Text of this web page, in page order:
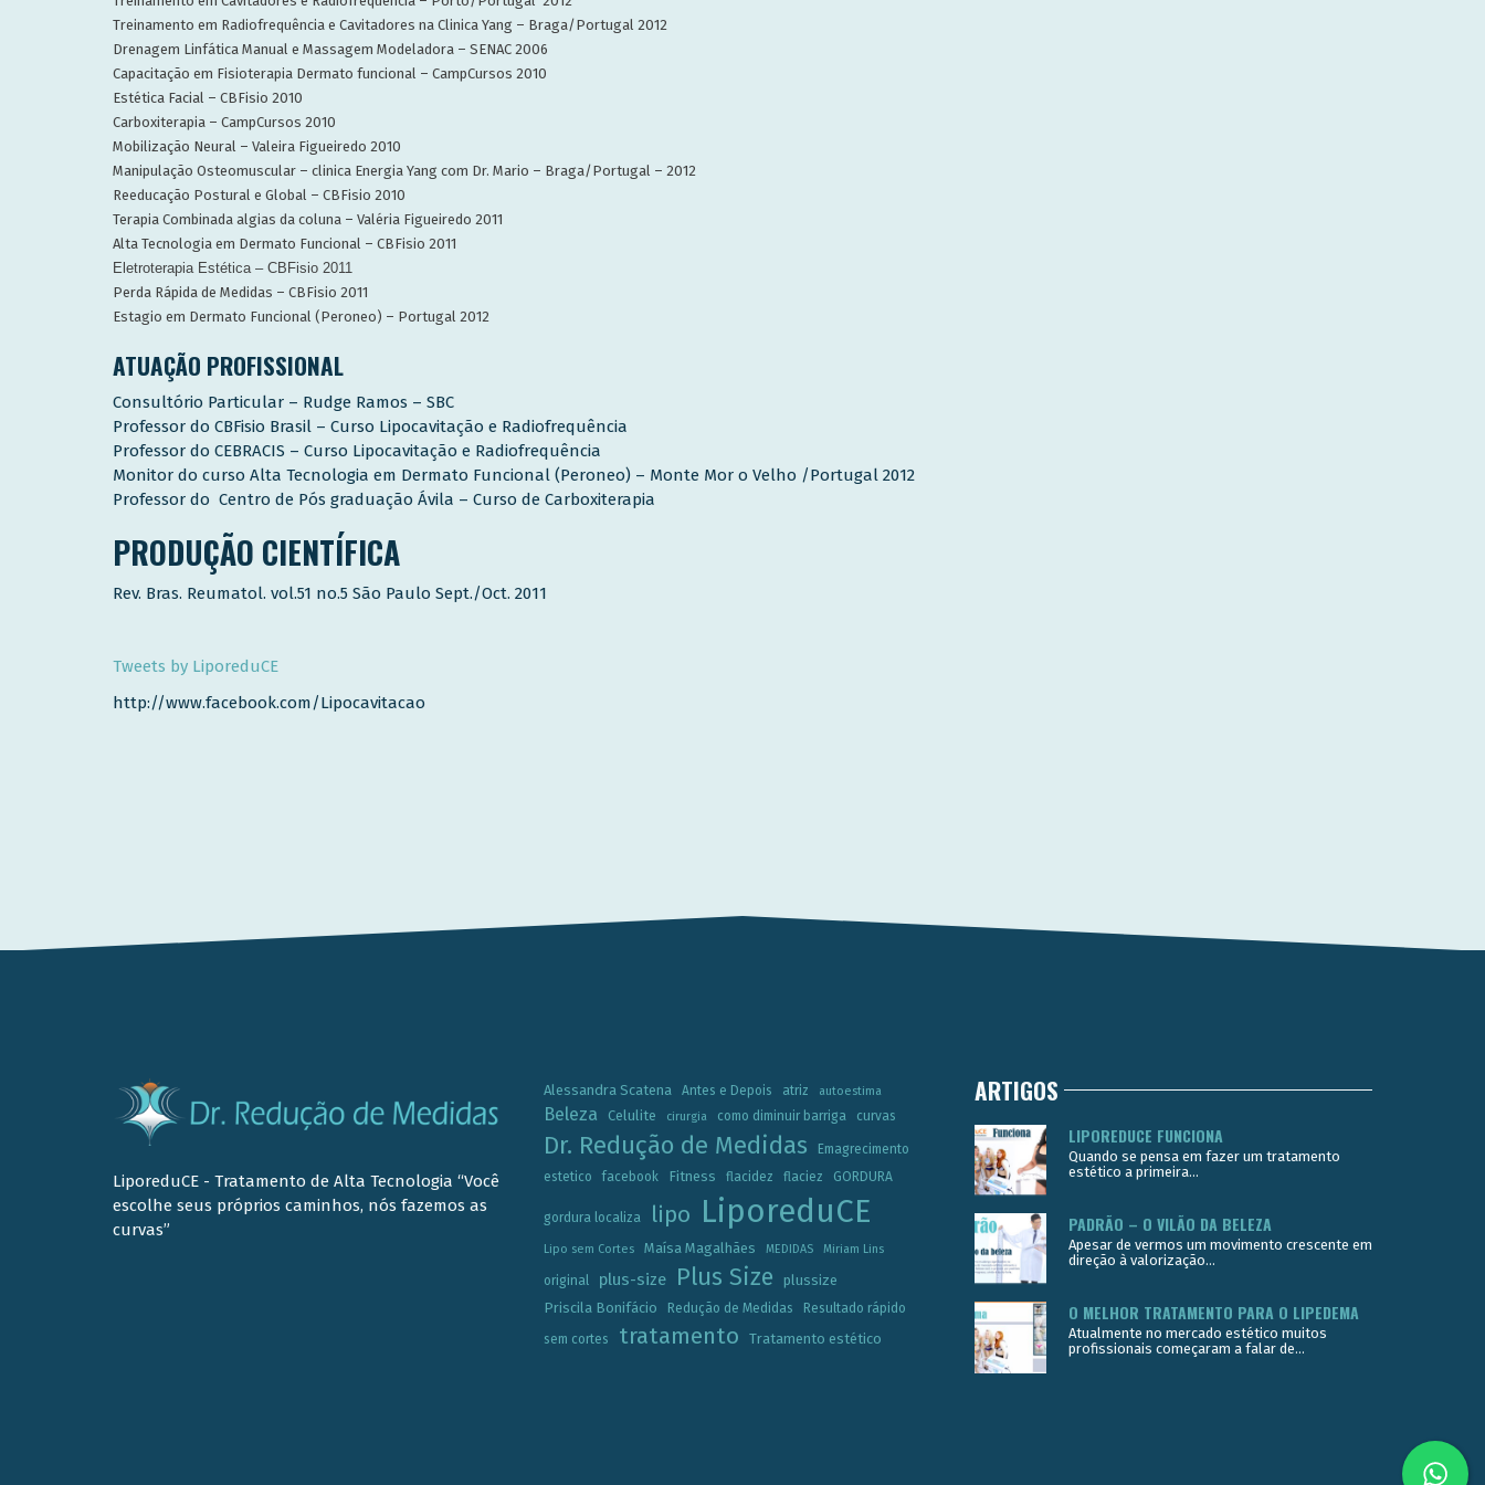
Treinamento em Radiofrequência e Cavitadores na Clinica Yang – Braga/Portugal 2012
Drenagem Linfática Manual e Massagem Modeladora – SENAC 2006
Capacitação em Fisioterapia Dermato funcional – CampCursos 2010
Estética Facial – CBFisio 2010
Carboxiterapia – CampCursos 2010
Mobilização Neural – Valeira Figueiredo 2010
Manipulação Osteomuscular – clinica Energia Yang com Dr. Mario – Braga/Portugal – 2012
Reeducação Postural e Global – CBFisio 2010
Terapia Combinada algias da coluna – Valéria Figueiredo 2011
Alta Tecnologia em Dermato Funcional – CBFisio 2011
Eletroterapia Estética – CBFisio 2011
Perda Rápida de Medidas – CBFisio 2011
Estagio em Dermato Funcional (Peroneo) – Portugal 2012
ATUAÇÃO PROFISSIONAL
Consultório Particular – Rudge Ramos – SBC
Professor do CBFisio Brasil – Curso Lipocavitação e Radiofrequência
Professor do CEBRACIS – Curso Lipocavitação e Radiofrequência
Monitor do curso Alta Tecnologia em Dermato Funcional (Peroneo) – Monte Mor o Velho /Portugal 2012
Professor do Centro de Pós graduação Ávila – Curso de Carboxiterapia
PRODUÇÃO CIENTÍFICA
Rev. Bras. Reumatol. vol.51 no.5 São Paulo Sept./Oct. 2011
Tweets by LiporeduCE
http://www.facebook.com/Lipocavitacao
LiporeduCE - Tratamento de Alta Tecnologia “Você
escolhe seus próprios caminhos, nós fazemos as
curvas”
Alessandra Scatena Antes e Depois atriz autoestima
Beleza Celulite cirurgia como diminuir barriga curvas
Dr. Redução de Medidas
Emagrecimento
estetico
facebook Fitness flacidez flaciez GORDURA
gordura localiza lipo LiporeduCE
Lipo sem Cortes Maísa Magalhães MEDIDAS Miriam Lins
original plus-size Plus Size
plussize
Priscila Bonifácio
Redução de Medidas
Resultado rápido
sem cortes
tratamento Tratamento estético
ARTIGOS
LIPOREDUCE FUNCIONA
Quando se pensa em fazer um tratamento
estético a primeira...
PADRÃO – O VILÃO DA BELEZA
Apesar de vermos um movimento crescente em
direção à valorização...
O MELHOR TRATAMENTO PARA O LIPEDEMA
Atualmente no mercado estético muitos
profissionais começaram a falar de...